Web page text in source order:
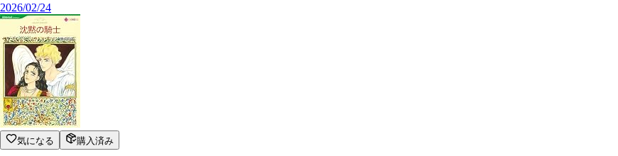
2026/02/24
気になる 購入済み